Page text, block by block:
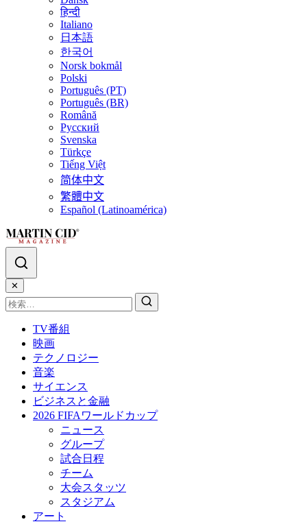
हिन्दी
Italiano
日本語
한국어
Norsk bokmål
Polski
Português (PT)
Português (BR)
Română
Русский
Svenska
Türkçe
Tiếng Việt
简体中文
繁體中文
Español (Latinoamérica)
✕
TV番組
映画
テクノロジー
音楽
サイエンス
ビジネスと金融
2026 FIFAワールドカップ
ニュース
グループ
試合日程
チーム
大会スタッツ
スタジアム
アート